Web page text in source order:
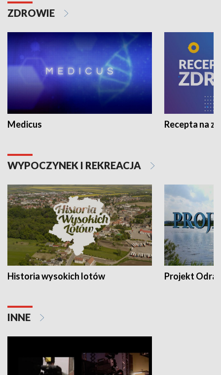
ZDROWIE
Medicus Recepta na
WYPOCZYNEK I REKREACJA
Historia wysokich lotów Projekt Odra
INNE